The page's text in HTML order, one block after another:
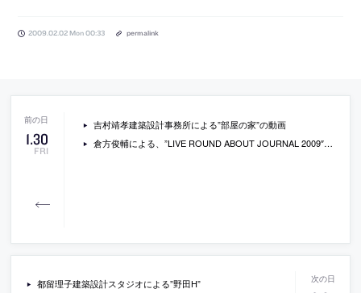
2009.02.02 Mon 00:33 permalink
1.30
FRI
吉村靖孝建築設計事務所による”部屋の家”の動画
倉方俊輔による、”LIVE ROUND ABOUT JOURNAL 2009″の速報
都留理子建築設計スタジオによる”野田H”